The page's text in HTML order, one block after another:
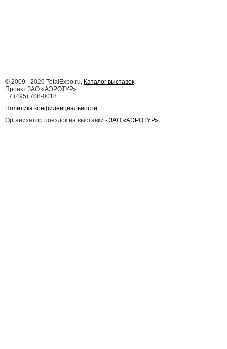
© 2009 - 2026 TotalExpo.ru, Каталог выставок.
Проект ЗАО «АЭРОТУР»
+7 (495) 708-0018
Политика конфиденциальности
Организатор поездок на выставки - ЗАО «АЭРОТУР»